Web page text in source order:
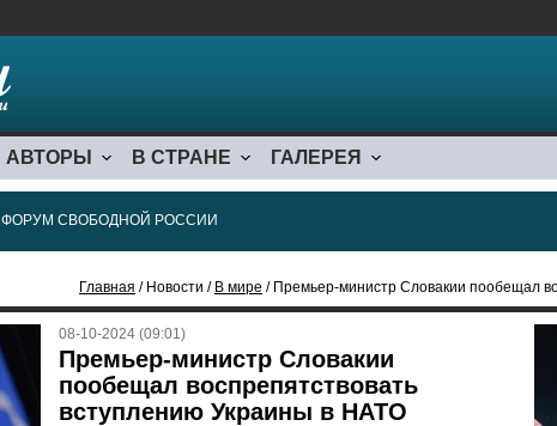
АВТОРЫ В СТРАНЕ ГАЛЕРЕЯ
ФОРУМ СВОБОДНОЙ РОССИИ
Главная / Новости / В мире / Премьер-министр Словакии пообещал
08-10-2024 (09:01)
Премьер-министр Словакии
пообещал воспрепятствовать
вступлению Украины в НАТО